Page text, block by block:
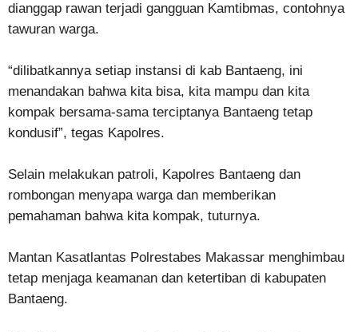
dianggap rawan terjadi gangguan Kamtibmas, contohnya
tawuran warga.
“dilibatkannya setiap instansi di kab Bantaeng, ini
menandakan bahwa kita bisa, kita mampu dan kita
kompak bersama-sama terciptanya Bantaeng tetap
kondusif”, tegas Kapolres.
Selain melakukan patroli, Kapolres Bantaeng dan
rombongan menyapa warga dan memberikan
pemahaman bahwa kita kompak, tuturnya.
Mantan Kasatlantas Polrestabes Makassar menghimbau
tetap menjaga keamanan dan ketertiban di kabupaten
Bantaeng.